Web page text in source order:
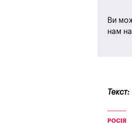
Ви
нам
Текст:
РОСІЯ